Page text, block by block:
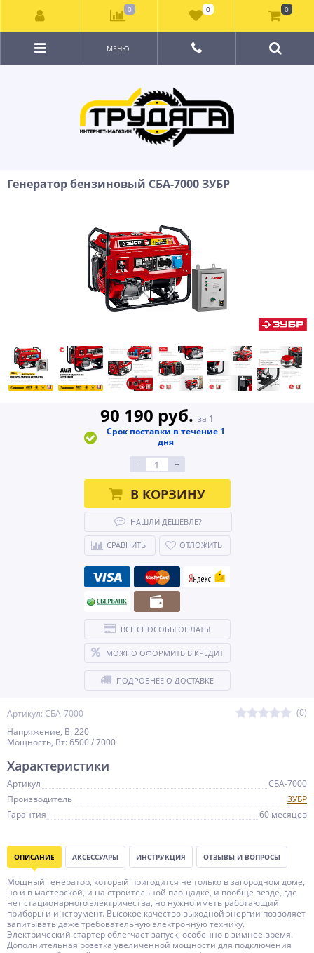
МЕНЮ
Генератор бензиновый СБА-7000 ЗУБР
Артикул: СБА-7000
(0)
Напряжение, В: 220
Мощность, Вт: 6500 / 7000
90 190 руб. за 1
Срок поставки в течение 1
дня
-
+
В КОРЗИНУ
НАШЛИ ДЕШЕВЛЕ?
СРАВНИТЬ ОТЛОЖИТЬ
ВСЕ СПОСОБЫ ОПЛАТЫ
МОЖНО ОФОРМИТЬ В КРЕДИТ
ПОДРОБНЕЕ О ДОСТАВКЕ
Характеристики
Артикул
СБА-7000
Производитель
ЗУБР
Гарантия
60 месяцев
ОПИСАНИЕ АКСЕССУАРЫ ИНСТРУКЦИЯ ОТЗЫВЫ И ВОПРОСЫ
Мощный генератор, который пригодится не только в загородном доме,
но и в мастерской, и на строительной площадке, и вообще везде, где
нет стационарного электричества, но нужно иметь работающий
приборы и инструмент. Высокое качество выходной энергии позволяет
запитывать даже требовательную электронную технику.
Электрический стартер облегчает запуск, особенно в зимнее время.
Дополнительная розетка увеличенной мощности для подключения
0 0 0